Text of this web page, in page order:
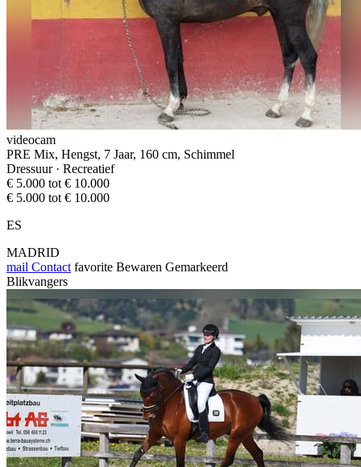
videocam
PRE Mix, Hengst, 7 Jaar, 160 cm, Schimmel
Dressuur · Recreatief
€ 5.000 tot € 10.000
€ 5.000 tot € 10.000
ES
MADRID
mail Contact favorite Bewaren Gemarkeerd
Blikvangers